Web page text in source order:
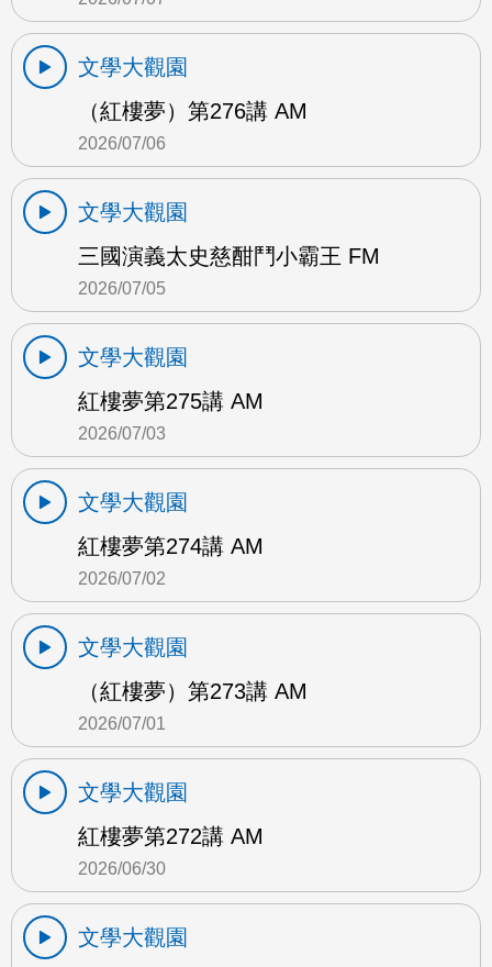
文學大觀園
（紅樓夢）第276講 AM
2026/07/06
文學大觀園
三國演義太史慈酣鬥小霸王 FM
2026/07/05
文學大觀園
紅樓夢第275講 AM
2026/07/03
文學大觀園
紅樓夢第274講 AM
2026/07/02
文學大觀園
（紅樓夢）第273講 AM
2026/07/01
文學大觀園
紅樓夢第272講 AM
2026/06/30
文學大觀園